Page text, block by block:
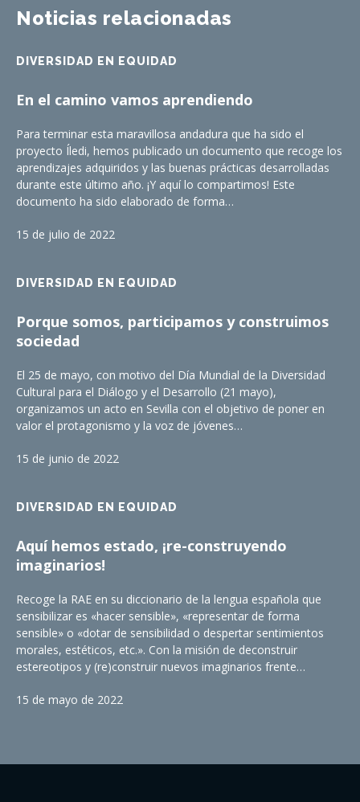
Noticias relacionadas
DIVERSIDAD EN EQUIDAD
En el camino vamos aprendiendo
Para terminar esta maravillosa andadura que ha sido el
proyecto Íledi, hemos publicado un documento que recoge los
aprendizajes adquiridos y las buenas prácticas desarrolladas
durante este último año. ¡Y aquí lo compartimos! Este
documento ha sido elaborado de forma…
15 de julio de 2022
DIVERSIDAD EN EQUIDAD
Porque somos, participamos y construimos
sociedad
El 25 de mayo, con motivo del Día Mundial de la Diversidad
Cultural para el Diálogo y el Desarrollo (21 mayo),
organizamos un acto en Sevilla con el objetivo de poner en
valor el protagonismo y la voz de jóvenes…
15 de junio de 2022
DIVERSIDAD EN EQUIDAD
Aquí hemos estado, ¡re-construyendo
imaginarios!
Recoge la RAE en su diccionario de la lengua española que
sensibilizar es «hacer sensible», «representar de forma
sensible» o «dotar de sensibilidad o despertar sentimientos
morales, estéticos, etc.». Con la misión de deconstruir
estereotipos y (re)construir nuevos imaginarios frente…
15 de mayo de 2022